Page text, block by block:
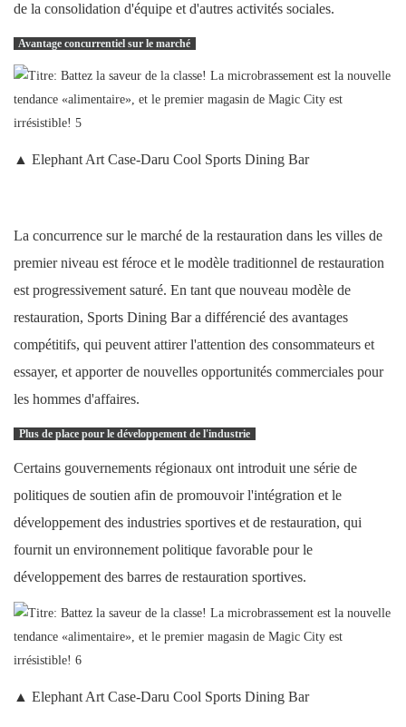
de la consolidation d'équipe et d'autres activités sociales.
Avantage concurrentiel sur le marché
▲ Elephant Art Case-Daru Cool Sports Dining Bar
La concurrence sur le marché de la restauration dans les villes de
premier niveau est féroce et le modèle traditionnel de restauration
est progressivement saturé. En tant que nouveau modèle de
restauration, Sports Dining Bar a différencié des avantages
compétitifs, qui peuvent attirer l'attention des consommateurs et
essayer, et apporter de nouvelles opportunités commerciales pour
les hommes d'affaires.
Plus de place pour le développement de l'industrie
Certains gouvernements régionaux ont introduit une série de
politiques de soutien afin de promouvoir l'intégration et le
développement des industries sportives et de restauration, qui
fournit un environnement politique favorable pour le
développement des barres de restauration sportives.
▲ Elephant Art Case-Daru Cool Sports Dining Bar